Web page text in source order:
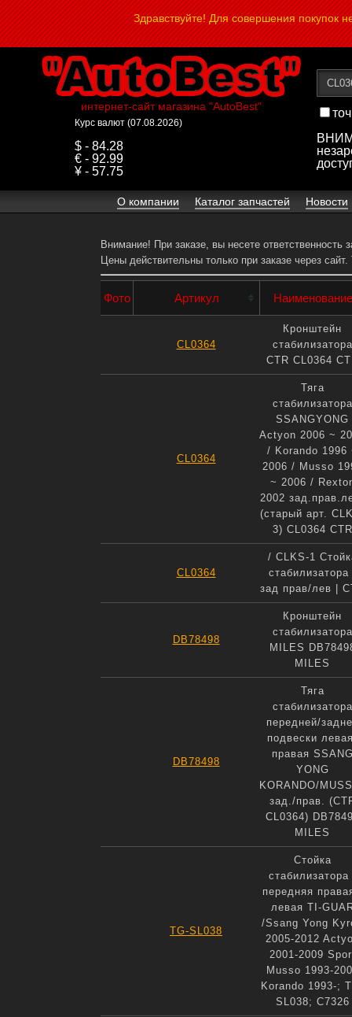
Здравствуйте! Для совершения покупок
интернет-сайт магазина "AutoBest"
Курс валют (07.08.2026)
$ - 84.28
€ - 92.99
¥ - 57.75
О компании Каталог запчастей Новости
Внимание! При заказе, вы несете ответственность
Цены действительны только при заказе через сайт.
Фото Артикул Наименование
CL0364
Кронштейн
стабилизатора
CTR CL0364
CL0364
Тяга
стабилизатора
SSANGYONG
Actyon 2006 ~
/ Korando 1996
2006 / Musso
~ 2006 /
2002
(старый арт.
3) CL0364 CTR
CL0364
/ CLKS-1
стабилизатора
зад прав/лев |
DB78498
Кронштейн
стабилизатора
MILES
MILES
DB78498
Тяга
стабилизатора
передней/
подвески
правая
YONG
KORANDO/
зад./прав.
CL0364)
MILES
TG-SL038
Стойка
стабилизатора
передняя
левая TI-
/Ssang Yong
2005-2012
2001-2009
Musso 1993-
Korando 1993-;
SL038; C7326